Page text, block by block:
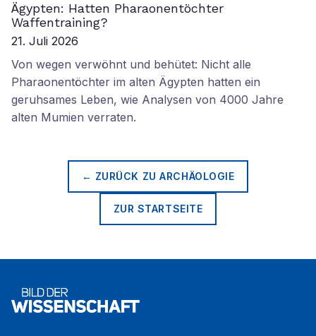
Ägypten: Hatten Pharaonentöchter
Waffentraining?
21. Juli 2026
Von wegen verwöhnt und behütet: Nicht alle
Pharaonentöchter im alten Ägypten hatten ein
geruhsames Leben, wie Analysen von 4000 Jahre
alten Mumien verraten.
← ZURÜCK ZUARCHÄOLOGIE
ZUR STARTSEITE